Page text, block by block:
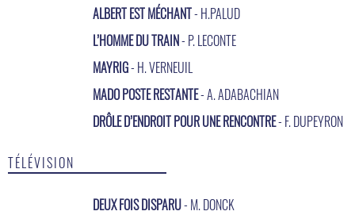
ALBERT EST MÉCHANT- H.PALUD
L’HOMME DU TRAIN- P. LECONTE
MAYRIG- H. VERNEUIL
MADO POSTE RESTANTE- A. ADABACHIAN
DRÔLE D’ENDROIT POUR UNE RENCONTRE- F. DUPEYRON
TÉLÉVISION
DEUX FOIS DISPARU- M. DONCK